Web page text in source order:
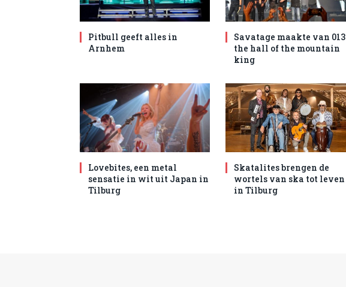
Pitbull geeft alles in
Arnhem
Savatage maakte van 013
the hall of the mountain
king
Lovebites, een metal
sensatie in wit uit Japan in
Tilburg
Skatalites brengen de
wortels van ska tot leven
in Tilburg